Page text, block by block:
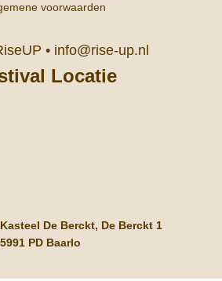
voorwaarden
• info@rise-up.nl
Locatie
Kasteel De Berckt, De Berckt 1
5991 PD Baarlo